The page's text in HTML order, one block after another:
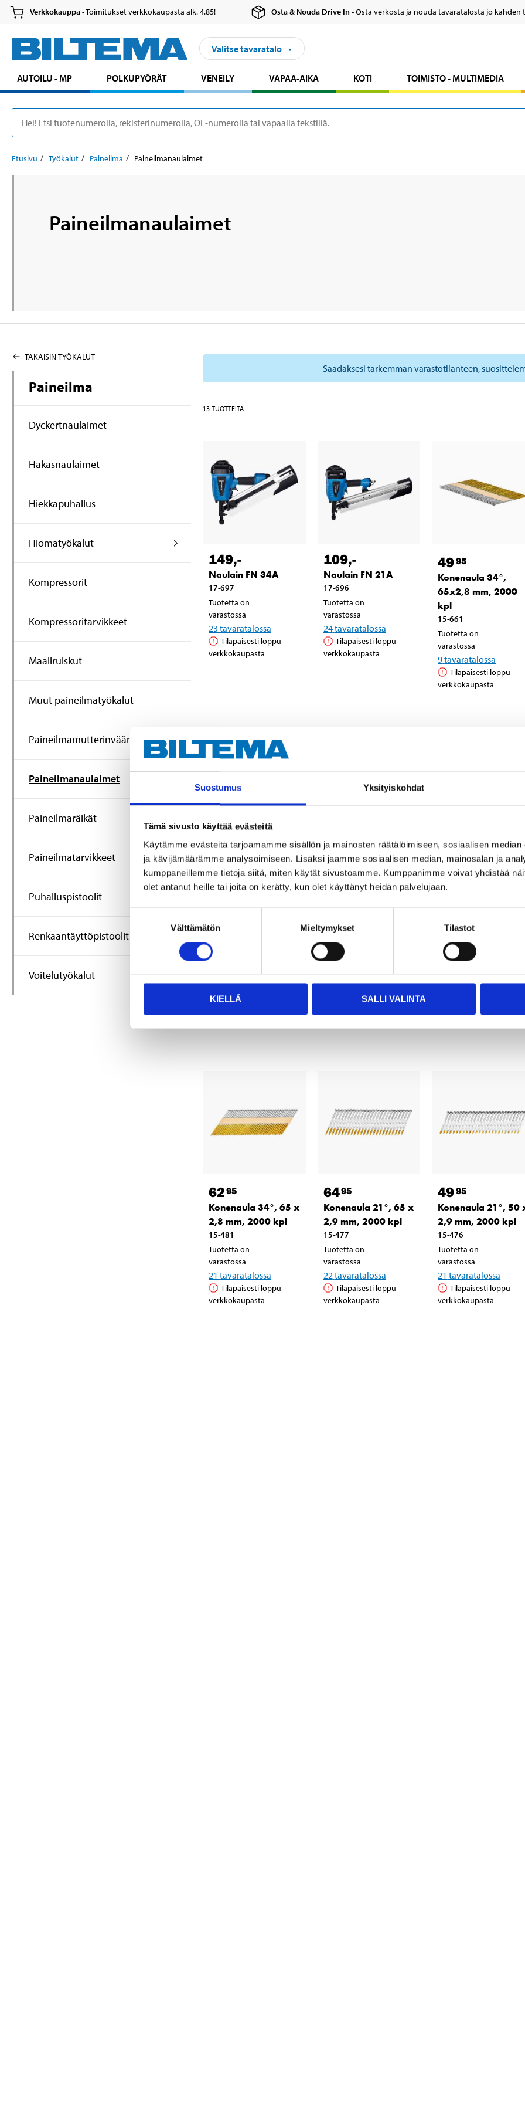
Suostumus Yksityiskohdat
Tämä sivusto käyttää evästeitä
Käytämme evästeitä tarjoamamme sisällön ja mainosten räätälöimiseen, sosiaalisen
ja kävijämäärämme analysoimiseen. Lisäksi jaamme sosiaalisen median, mainosalan ja
kumppaneillemme tietoja siitä, miten käytät sivustoamme. Kumppanimme voivat yhdistää
olet antanut heille tai joita on kerätty, kun olet käyttänyt heidän palvelujaan.
Välttämätön Mieltymykset Tilastot
KIELLÄ SALLI VALINTA
Verkkokauppa- Toimitukset verkkokaupasta alk. 4.85! Osta & Nouda Drive In- Osta verkosta ja nouda tavaratalosta jo kahden
Valitse tavaratalo
AUTOILU - MP POLKUPYÖRÄT VENEILY VAPAA-AIKA KOTI TOIMISTO - MULTIMEDIA
Etusivu Työkalut Paineilma Paineilmanaulaimet
Paineilmanaulaimet
TAKAISIN TYÖKALUT
Paineilma
Dyckertnaulaimet
Hakasnaulaimet
Hiekkapuhallus
Hiomatyökalut
Kompressorit
Kompressoritarvikkeet
Maaliruiskut
Muut paineilmatyökalut
Paineilmamutterinvääntimet
Paineilmanaulaimet
Paineilmaräikät
Paineilmatarvikkeet
Puhalluspistoolit
Renkaantäyttöpistoolit
Voitelutyökalut
Saadaksesi tarkemman varastotilanteen,
13 TUOTTEITA
149,-
Naulain FN 34A
17-697
Tuotetta on
varastossa
23 tavaratalossa
Tilapäisesti loppu
verkkokaupasta
109,-
Naulain FN 21A
17-696
Tuotetta on
varastossa
24tavaratalossa
Tilapäisesti loppu
verkkokaupasta
4995
Konenaula 34°,
65x2,8 mm, 2000
kpl
15-661
Tuotetta on
varastossa
9tavaratalossa
Tilapäisesti loppu
verkkokaupasta
7995
Konenaula 21°, 90 x
3,1 mm, 2000 kpl
varastossa
21
Tilapäisesti loppu
verkkokaupasta
alkaen
4490
Tuotetta on
varastossa
15tavaratalossa
verkkokaupasta
6995
Konenaula 34°, 90
3,1 mm, 2000 kpl
varastossa
19tavaratalossa
Tilapäisesti loppu
verkkokaupasta
6295
Konenaula 34°, 65 x
2,8 mm, 2000 kpl
15-481
Tuotetta on
varastossa
21 tavaratalossa
Tilapäisesti loppu
verkkokaupasta
6495
Konenaula 21°, 65 x
2,9 mm, 2000 kpl
15-477
Tuotetta on
varastossa
22 tavaratalossa
Tilapäisesti loppu
verkkokaupasta
4995
Konenaula 21°, 50
2,9 mm, 2000 kpl
15-476
Tuotetta on
varastossa
21 tavaratalossa
Tilapäisesti loppu
verkkokaupasta